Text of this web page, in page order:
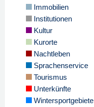
Immobilien
Institutionen
Kultur
Kurorte
Nachtleben
Sprachenservice
Tourismus
Unterkünfte
Wintersportgebiete